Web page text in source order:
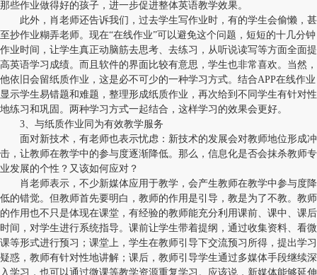
那些作业做得好的孩子，进一步促进整体英语教学效果。
此外，肖老师还告诉我们，过去学生写作业时，有的学生会偷懒，甚
至抄作业糊弄老师。现在“在线作业”可以避免这个问题，短短的十几分钟
作业时间，让学生真正动脑筋去思考、去练习，从听说读写等方面全面提
高英语学习成绩。而且软件的界面比较有意思，学生也非常喜欢。当然，
他依旧会留纸质作业，这是必不可少的一种学习方式。结合APP在线作业
显示学生易错题和难题，整理形成纸质作业，再次给到不同学生有针对性
地练习和巩固。两种学习方式一起结合，这样学习的效果会更好。
3、与纸质作业同为有效教学服务
面对新技术，有老师也表示忧虑：新技术的发展会对教师地位形成冲
击，让教师在教学中的参与度逐渐降低。那么，信息化是否会抹杀教师专
业发展的个性？又该如何应对？
肖老师表示，不少新媒体应用于教学，会产生教师在教学中参与度降
低的错觉。但教师首先要明白，教师的作用是引导，教是为了不教。教师
的作用也不只是体现在课堂，有经验的教师能充分利用课前、课中、课后
时间，对学生进行系统指导。课前让学生带着提纲，通过收集资料、看微
课等形式进行预习；课堂上，学生在教师引导下交流预习所得，提出学习
疑惑，教师有针对性地讲解；课后，教师引导学生通过多媒体手段继续深
入学习，也可以通过微课等教学资源重复学习。应该说，新媒体能够延伸